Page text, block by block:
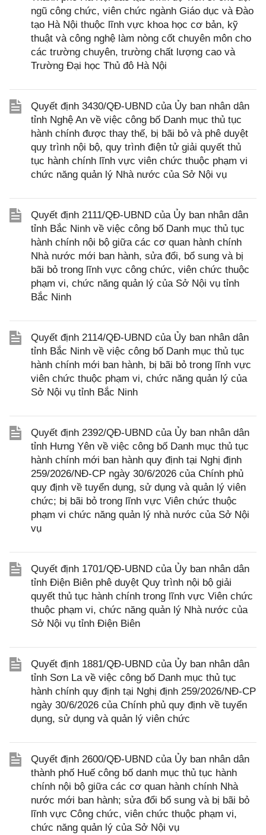
ngũ công chức, viên chức ngành Giáo dục và Đào
tạo Hà Nội thuộc lĩnh vực khoa học cơ bản, kỹ
thuật và công nghệ làm nòng cốt chuyên môn cho
các trường chuyên, trường chất lượng cao và
Trường Đại học Thủ đô Hà Nội
Quyết định 3430/QĐ-UBND của Ủy ban nhân dân
tỉnh Nghệ An về việc công bố Danh mục thủ tục
hành chính được thay thế, bị bãi bỏ và phê duyệt
quy trình nội bộ, quy trình điện tử giải quyết thủ
tục hành chính lĩnh vực viên chức thuộc phạm vi
chức năng quản lý Nhà nước của Sở Nội vụ
Quyết định 2111/QĐ-UBND của Ủy ban nhân dân
tỉnh Bắc Ninh về việc công bố Danh mục thủ tục
hành chính nội bộ giữa các cơ quan hành chính
Nhà nước mới ban hành, sửa đổi, bổ sung và bị
bãi bỏ trong lĩnh vực công chức, viên chức thuộc
phạm vi, chức năng quản lý của Sở Nội vụ tỉnh
Bắc Ninh
Quyết định 2114/QĐ-UBND của Ủy ban nhân dân
tỉnh Bắc Ninh về việc công bố Danh mục thủ tục
hành chính mới ban hành, bị bãi bỏ trong lĩnh vực
viên chức thuộc phạm vi, chức năng quản lý của
Sở Nội vụ tỉnh Bắc Ninh
Quyết định 2392/QĐ-UBND của Ủy ban nhân dân
tỉnh Hưng Yên về việc công bố Danh mục thủ tục
hành chính mới ban hành quy định tại Nghị định
259/2026/NĐ-CP ngày 30/6/2026 của Chính phủ
quy định về tuyển dụng, sử dụng và quản lý viên
chức; bị bãi bỏ trong lĩnh vực Viên chức thuộc
phạm vi chức năng quản lý nhà nước của Sở Nội
vụ
Quyết định 1701/QĐ-UBND của Ủy ban nhân dân
tỉnh Điện Biên phê duyệt Quy trình nội bộ giải
quyết thủ tục hành chính trong lĩnh vực Viên chức
thuộc phạm vi, chức năng quản lý Nhà nước của
Sở Nội vụ tỉnh Điện Biên
Quyết định 1881/QĐ-UBND của Ủy ban nhân dân
tỉnh Sơn La về việc công bố Danh mục thủ tục
hành chính quy định tại Nghị định 259/2026/NĐ-CP
ngày 30/6/2026 của Chính phủ quy định về tuyển
dụng, sử dụng và quản lý viên chức
Quyết định 2600/QĐ-UBND của Ủy ban nhân dân
thành phố Huế công bố danh mục thủ tục hành
chính nội bộ giữa các cơ quan hành chính Nhà
nước mới ban hành; sửa đổi bổ sung và bị bãi bỏ
lĩnh vực Công chức, viên chức thuộc phạm vi,
chức năng quản lý của Sở Nội vụ